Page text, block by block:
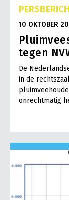
10 OKTOBER
tegen
De
in de
onrechtmatig